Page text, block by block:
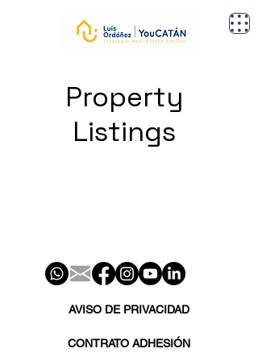
Property
Listings
AVISO DE PRIVACIDAD
CONTRATO ADHESIÓN